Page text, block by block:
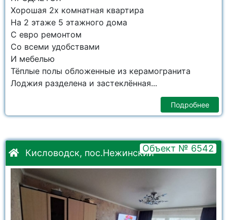
Хорошая 2х комнатная квартира
На 2 этаже 5 этажного дома
С евро ремонтом
Со всеми удобствами
И мебелью
Тёплые полы обложенные из керамогранита
Лоджия разделена и застеклённая...
Подробнее
Кисловодск, пос.НежинскийОбъект № 6542